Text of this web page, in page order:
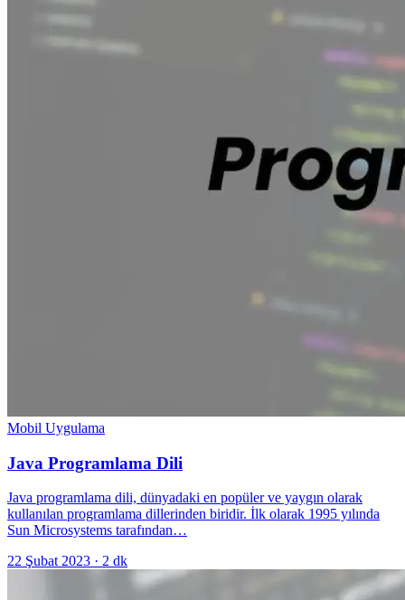
Mobil Uygulama
Java Programlama Dili
Java programlama dili, dünyadaki en popüler ve yaygın olarak
kullanılan programlama dillerinden biridir. İlk olarak 1995 yılında
Sun Microsystems tarafından…
22 Şubat 2023 · 2 dk